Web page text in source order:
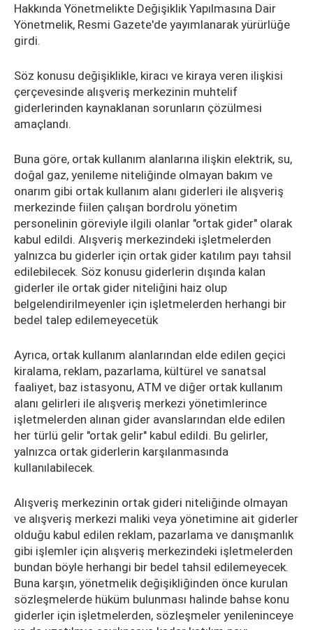
Hakkında Yönetmelikte Değişiklik Yapılmasına Dair
Yönetmelik, Resmi Gazete'de yayımlanarak yürürlüğe
girdi.
Söz konusu değişiklikle, kiracı ve kiraya veren ilişkisi
çerçevesinde alışveriş merkezinin muhtelif
giderlerinden kaynaklanan sorunların çözülmesi
amaçlandı.
Buna göre, ortak kullanım alanlarına ilişkin elektrik, su,
doğal gaz, yenileme niteliğinde olmayan bakım ve
onarım gibi ortak kullanım alanı giderleri ile alışveriş
merkezinde fiilen çalışan bordrolu yönetim
personelinin göreviyle ilgili olanlar "ortak gider" olarak
kabul edildi. Alışveriş merkezindeki işletmelerden
yalnızca bu giderler için ortak gider katılım payı tahsil
edilebilecek. Söz konusu giderlerin dışında kalan
giderler ile ortak gider niteliğini haiz olup
belgelendirilmeyenler için işletmelerden herhangi bir
bedel talep edilemeyecetük
Ayrıca, ortak kullanım alanlarından elde edilen geçici
kiralama, reklam, pazarlama, kültürel ve sanatsal
faaliyet, baz istasyonu, ATM ve diğer ortak kullanım
alanı gelirleri ile alışveriş merkezi yönetimlerince
işletmelerden alınan gider avanslarından elde edilen
her türlü gelir "ortak gelir" kabul edildi. Bu gelirler,
yalnızca ortak giderlerin karşılanmasında
kullanılabilecek.
Alışveriş merkezinin ortak gideri niteliğinde olmayan
ve alışveriş merkezi maliki veya yönetimine ait giderler
olduğu kabul edilen reklam, pazarlama ve danışmanlık
gibi işlemler için alışveriş merkezindeki işletmelerden
bundan böyle herhangi bir bedel tahsil edilemeyecek.
Buna karşın, yönetmelik değişikliğinden önce kurulan
sözleşmelerde hüküm bulunması halinde bahse konu
giderler için işletmelerden, sözleşmeler yenileninceye